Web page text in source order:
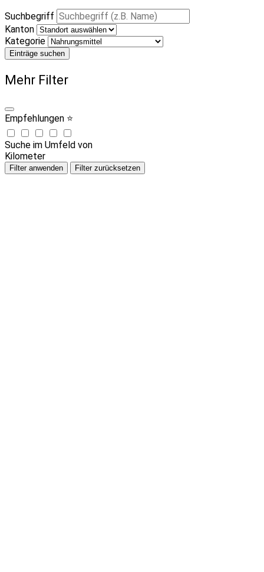
Suchbegriff
Kanton
Kategorie
Einträge suchen
Mehr Filter
Empfehlungen ⭐
Suche im Umfeld von
Kilometer
Filter anwenden Filter zurücksetzen